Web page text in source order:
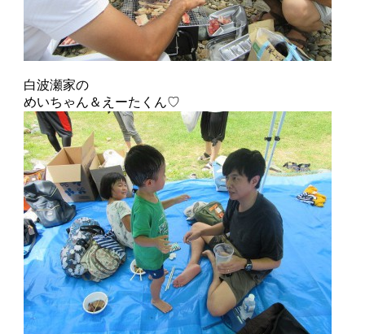
白波瀬家の
めいちゃん＆えーたくん♡